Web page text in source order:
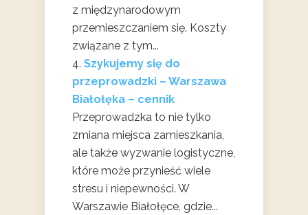
z międzynarodowym
przemieszczaniem się. Koszty
związane z tym...
Szykujemy się do
przeprowadzki – Warszawa
Białołęka – cennik
Przeprowadzka to nie tylko
zmiana miejsca zamieszkania,
ale także wyzwanie logistyczne,
które może przynieść wiele
stresu i niepewności. W
Warszawie Białołęce, gdzie...